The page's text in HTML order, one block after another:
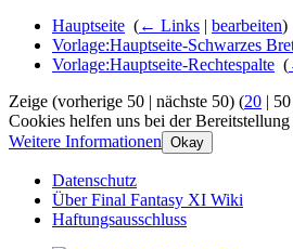
Hauptseite (← Links | bearbeiten)
Vorlage:Hauptseite-Schwarzes
Vorlage:Hauptseite-Rechtespalte (
Zeige (vorherige 50 | nächste 50) (20 | 50
Cookies helfen uns bei der
Weitere Informationen Okay
Datenschutz
Über Final Fantasy XI Wiki
Haftungsausschluss